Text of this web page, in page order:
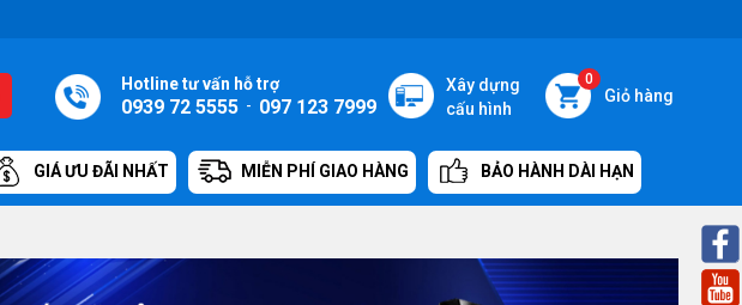
0
Giỏ hàng
Xây dựng
cấu hình
Hotline tư vấn hỗ trợ
0939 72 5555 - 097 123 7999
GIÁ ƯU ĐÃI NHẤT MIỄN PHÍ GIAO HÀNG BẢO HÀNH DÀI HẠN